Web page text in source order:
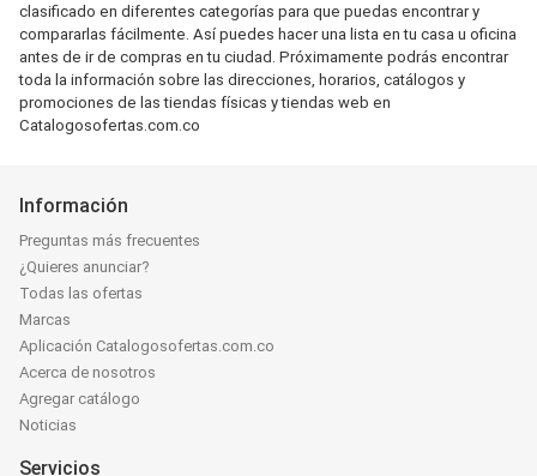
clasificado en diferentes categorías para que puedas encontrar y
compararlas fácilmente. Así puedes hacer una lista en tu casa u oficina
antes de ir de compras en tu ciudad. Próximamente podrás encontrar
toda la información sobre las direcciones, horarios, catálogos y
promociones de las tiendas físicas y tiendas web en
Catalogosofertas.com.co
Información
Preguntas más frecuentes
¿Quieres anunciar?
Todas las ofertas
Marcas
Aplicación Catalogosofertas.com.co
Acerca de nosotros
Agregar catálogo
Noticias
Servicios